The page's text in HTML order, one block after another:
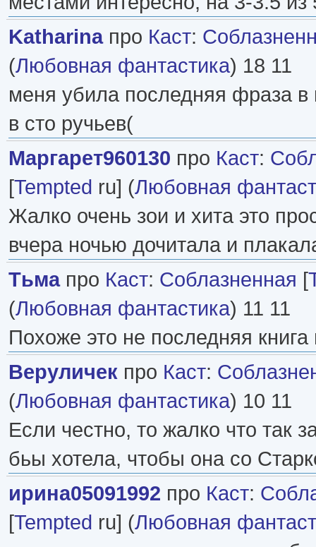
Katharinaпро Каст:
(Любовная фантастика) 18 11
меня убила последняя фраза в
в сто ручьев(
Маргарет960130 про Каст:
[Tempted ru] (Любовная
Жалко очень зои и хита это
вчера ночью дочитала и
Тьмапро Каст: Соблазненная [
(Любовная фантастика) 11 11
Похоже это не последняя книга
Веруличек про Каст:
(Любовная фантастика) 10 11
Если честно, то жалко что так
бьы хотела, чтобы она со
ирина05091992 про Каст:
[Tempted ru] (Любовная